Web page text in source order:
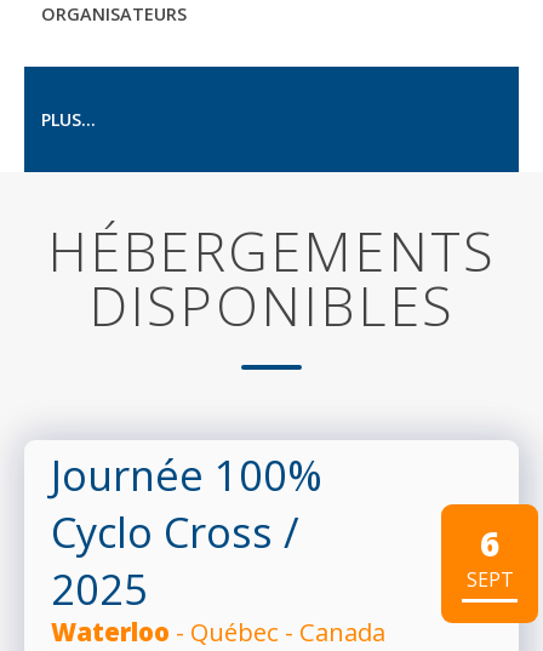
ORGANISATEURS
PLUS...
HÉBERGEMENTS
DISPONIBLES
Journée 100%
Cyclo Cross /
2025
Waterloo - Québec - Canada
6
SEPT